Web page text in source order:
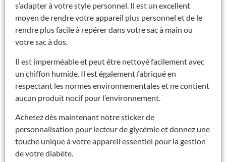
s’adapter à votre style personnel. Il est un excellent
moyen de rendre votre appareil plus personnel et de le
rendre plus facile à repérer dans votre sac à main ou
votre sac à dos.
Il est imperméable et peut être nettoyé facilement avec
un chiffon humide. Il est également fabriqué en
respectant les normes environnementales et ne contient
aucun produit nocif pour l’environnement.
Achetez dès maintenant notre sticker de
personnalisation pour lecteur de glycémie et donnez une
touche unique à votre appareil essentiel pour la gestion
de votre diabète.